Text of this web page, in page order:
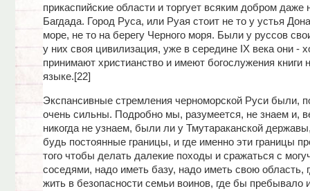
прикаспийские области и торгует всяким добром даже
Багдада. Город Руса, или Руая стоит не то у устья
море, не то на берегу Черного моря. Были у руссов
у них своя цивилизация, уже в середине IX века они -
принимают христианство и имеют богослужения книги
языке.[22]
Экспансивные стремления черноморской Руси были,
очень сильны. Подробно мы, разумеется, не знаем и,
никогда не узнаем, были ли у Тмутараканской
будь постоянные границы, и где именно эти границы
того чтобы делать далекие походы и сражаться с
соседями, надо иметь базу, надо иметь свою область,
жить в безопасности семьи воинов, где бы пребывало